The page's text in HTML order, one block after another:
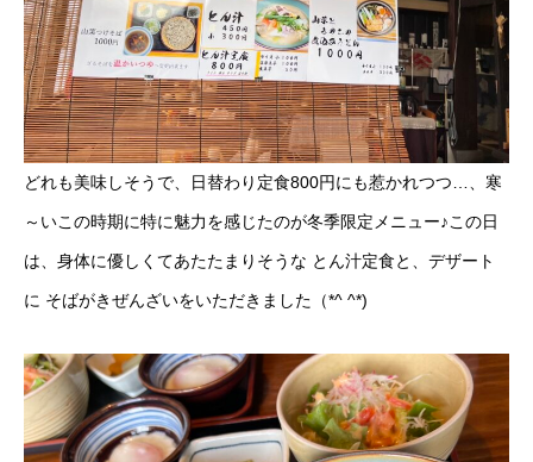
どれも美味しそうで、日替わり定食800円にも惹かれつつ…、寒
～いこの時期に特に魅力を感じたのが冬季限定メニュー♪この日
は、身体に優しくてあたたまりそうな とん汁定食と、デザート
に そばがきぜんざいをいただきました（*^ ^*)